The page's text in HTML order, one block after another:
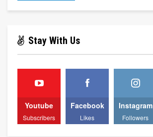
Stay With Us
Youtube
Subscribers
Facebook
Likes
Instagram
Followers